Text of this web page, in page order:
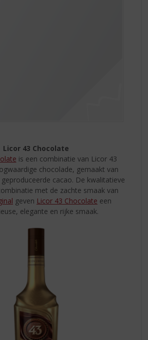
Licor 43 Chocolate
is een combinatie van Licor 43
chocolade, gemaakt van
cacao. De kwalitatieve
met de zachte smaak van
geven Licor 43 Chocolate een
elegante en rijke smaak.